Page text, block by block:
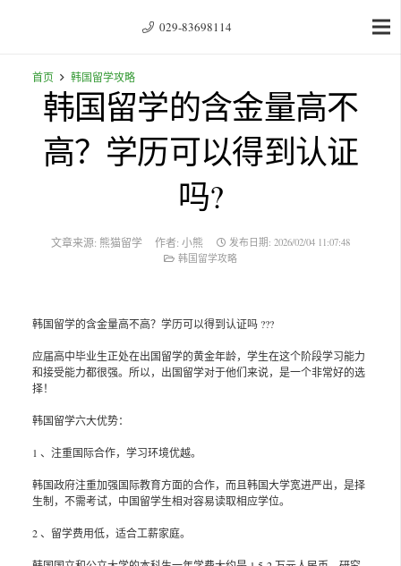
029-83698114
首页 韩国留学攻略
韩国留学的含金量高不
高？学历可以得到认证
吗?
文章来源: 熊猫留学 作者:小熊 发布日期: 2026/02/04 11:07:48
韩国留学攻略
韩国留学的含金量高不高？学历可以得到认证吗 ???
应届高中毕业生正处在出国留学的黄金年龄，学生在这个阶段学习能力
和接受能力都很强。所以，出国留学对于他们来说，是一个非常好的选
择！
韩国留学六大优势：
1 、注重国际合作，学习环境优越。
韩国政府注重加强国际教育方面的合作，而且韩国大学宽进严出，是择
生制，不需考试，中国留学生相对容易读取相应学位。
2 、留学费用低，适合工薪家庭。